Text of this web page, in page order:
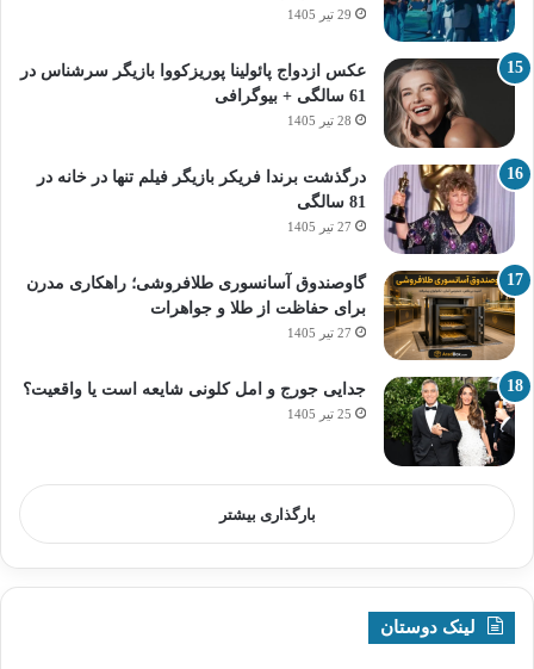
29 تیر 1405
عکس ازدواج پائولینا پوریزکووا بازیگر سرشناس در
61 سالگی + بیوگرافی
28 تیر 1405
درگذشت برندا فریکر بازیگر فیلم تنها در خانه در
81 سالگی
27 تیر 1405
گاوصندوق آسانسوری طلافروشی؛ راهکاری مدرن
برای حفاظت از طلا و جواهرات
27 تیر 1405
جدایی جورج و امل کلونی شایعه است یا واقعیت؟
25 تیر 1405
بارگذاری بیشتر
لینک دوستان